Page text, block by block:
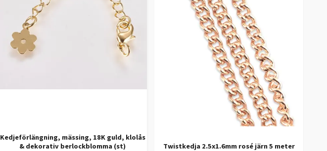
Kedjeförlängning, mässing, 18K guld, klolås
& dekorativ berlockblomma (st)
Twistkedja 2.5x1.6mm rosé järn 5 meter